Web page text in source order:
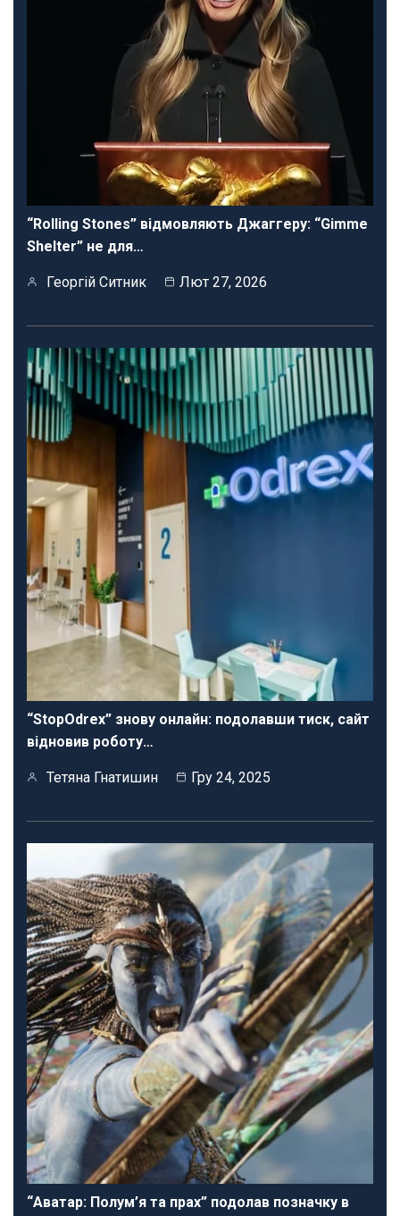
“Rolling Stones” відмовляють Джаггеру: “Gimme
Shelter” не для…
Георгій Ситник Лют 27, 2026
“StopOdrex” знову онлайн: подолавши тиск, сайт
відновив роботу…
Тетяна Гнатишин Гру 24, 2025
“Аватар: Полум’я та прах” подолав позначку в